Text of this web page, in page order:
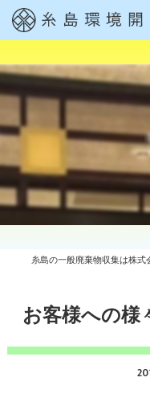
お客様への様